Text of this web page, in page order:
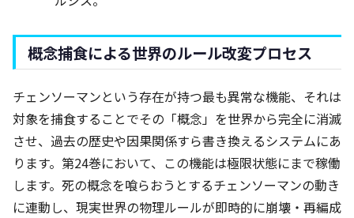
概念捕食による世界のルール改変プロセス
チェンソーマンという存在が持つ最も異常な機能、それは
対象を捕食することでその「概念」を世界から完全に消滅
させ、過去の歴史や因果関係すら書き換えるシステムにあ
ります。第24巻において、この機能は極限状態にまで稼働
します。死の概念を喰らおうとするチェンソーマンの動き
に連動し、現実世界の物理ルールが即時的に崩壊・再編成